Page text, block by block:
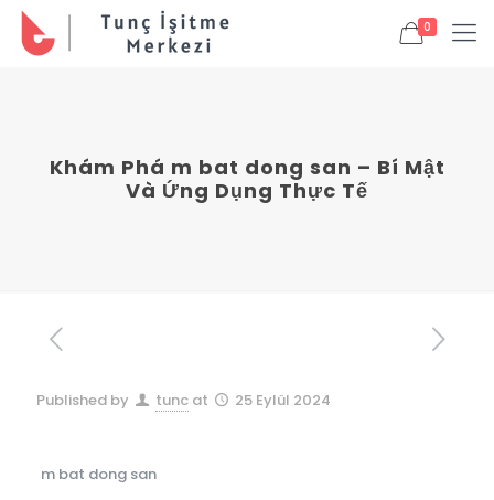
0
Khám Phá m bat dong san – Bí Mật
Và Ứng Dụng Thực Tế
Published by tunc at 25 Eylül 2024
m bat dong san